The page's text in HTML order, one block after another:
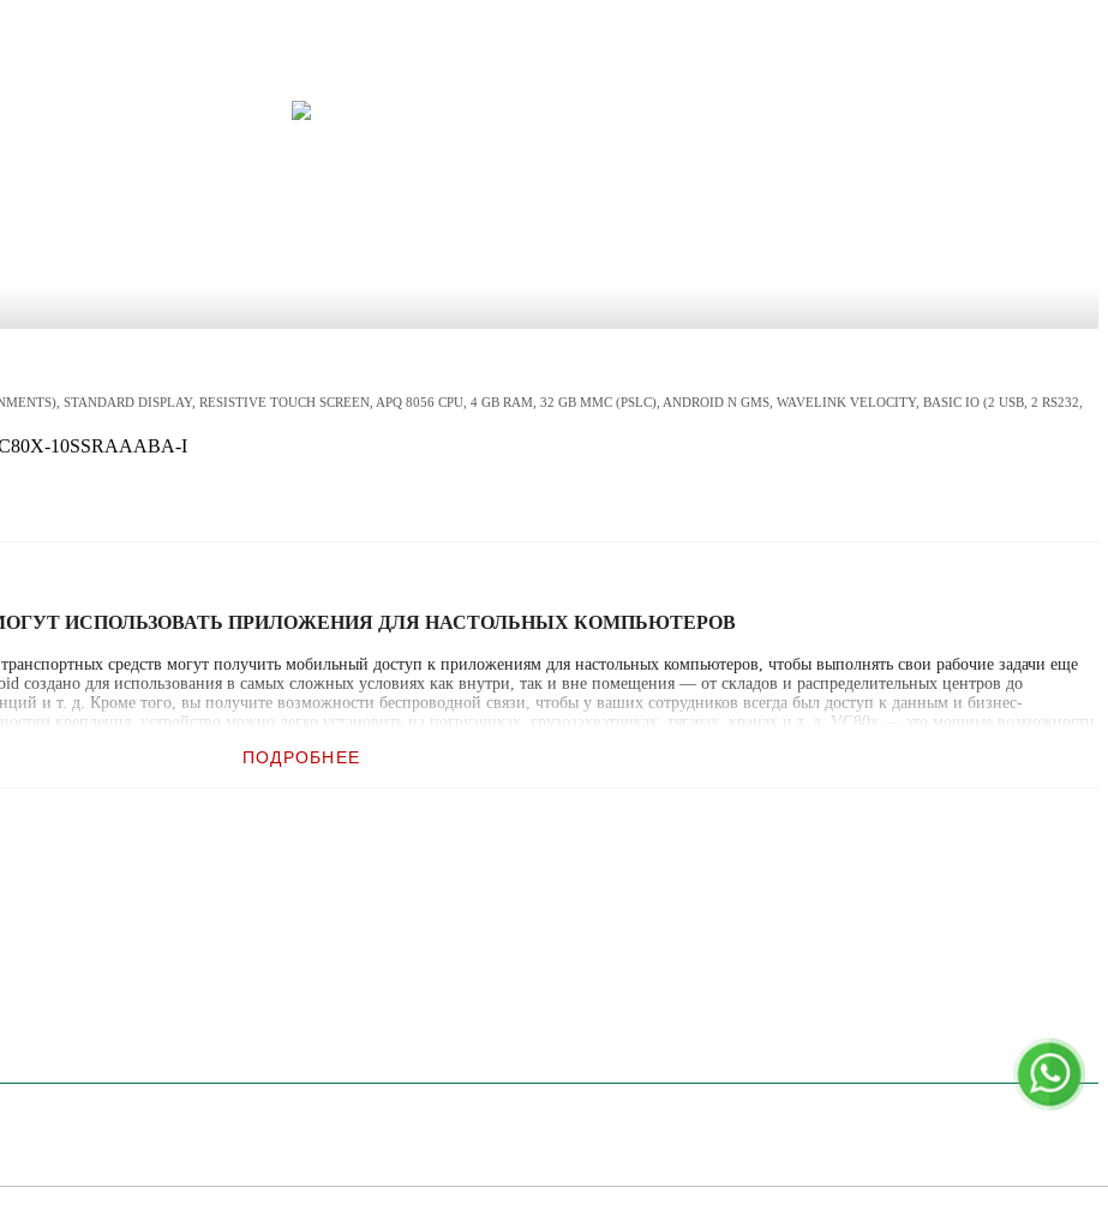
STANDARD DISPLAY, RESISTIVE TOUCH SCREEN, APQ 8056 CPU, 4 GB RAM, 32 GB MMC (PSLC), ANDROID N GMS, WAVELINK VELOCITY, BASIC IO (2 USB, 2 RS232,
10SSRAAABA-I
ИСПОЛЬЗОВАТЬ ПРИЛОЖЕНИЯ ДЛЯ НАСТОЛЬНЫХ КОМПЬЮТЕРОВ
средств могут получить мобильный доступ к приложениям для настольных компьютеров, чтобы выполнять свои рабочие задачи еще
создано для использования в самых сложных условиях как внутри, так и вне помещения — от складов и распределительных центров до
и т. д. Кроме того, вы получите возможности беспроводной связи, чтобы у ваших сотрудников всегда был доступ к данным и бизнес-
крепления, устройство можно легко установить на погрузчиках, грузозахватчиках, тягачах, кранах и т. д. VC80x — это мощные возможности
ПОДРОБНЕЕ